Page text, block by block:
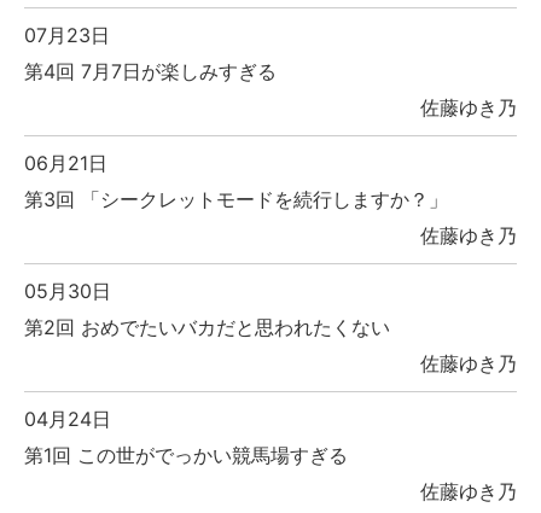
07月23日
第4回 7月7日が楽しみすぎる
佐藤ゆき乃
06月21日
第3回 「シークレットモードを続行しますか？」
佐藤ゆき乃
05月30日
第2回 おめでたいバカだと思われたくない
佐藤ゆき乃
04月24日
第1回 この世がでっかい競馬場すぎる
佐藤ゆき乃